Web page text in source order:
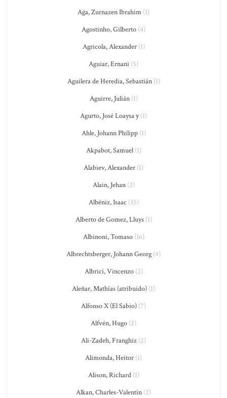
Ağa, Zurnazen Ibrahim (1)
Agostinho, Gilberto (4)
Agricola, Alexander(1)
Aguiar, Ernani (5)
Aguilera de Heredia, Sebastián(1)
Aguirre, Julián(1)
Agurto, José Loaysa y(1)
Ahle, Johann Philipp(1)
Akpabot, Samuel(1)
Alabiev, Alexander (1)
Alain, Jehan(2)
Albéniz, Isaac (35)
Alberto de Gomez, Lluys(1)
Albinoni, Tomaso(16)
Albrechtsberger, Johann Georg (4)
Albrici, Vincenzo(2)
Aleñar, Mathías (atribuido) (1)
Alfonso X (El Sabio) (7)
Alfvén, Hugo (2)
Ali-Zadeh, Franghiz (2)
Alimonda, Heitor (1)
Alison, Richard(1)
Alkan, Charles-Valentin (2)